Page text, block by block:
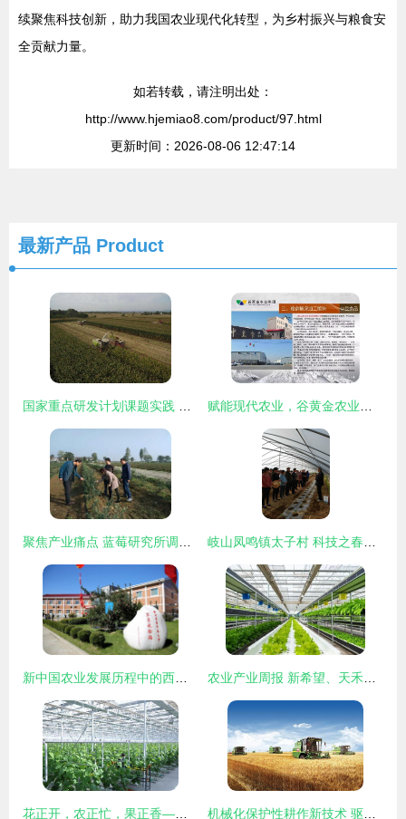
续聚焦科技创新，助力我国农业现代化转型，为乡村振兴与粮食安
全贡献力量。
如若转载，请注明出处：
http://www.hjemiao8.com/product/97.html
更新时间：2026-08-06 12:47:14
最新产品 Product